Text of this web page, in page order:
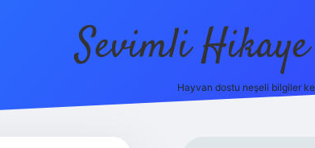
Sevimli
Hayvan dostu neşeli bilgiler